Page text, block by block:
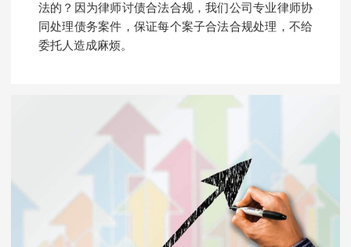
法的？因为律师讨债合法合规，我们公司专业律师协
同处理债务案件，保证每个案子合法合规处理，不给
委托人造成麻烦。